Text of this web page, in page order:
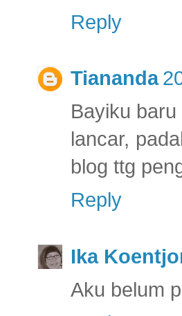
Reply
Tiananda
Bayiku
lancar,
blog ttg
Reply
Ika
Aku belum